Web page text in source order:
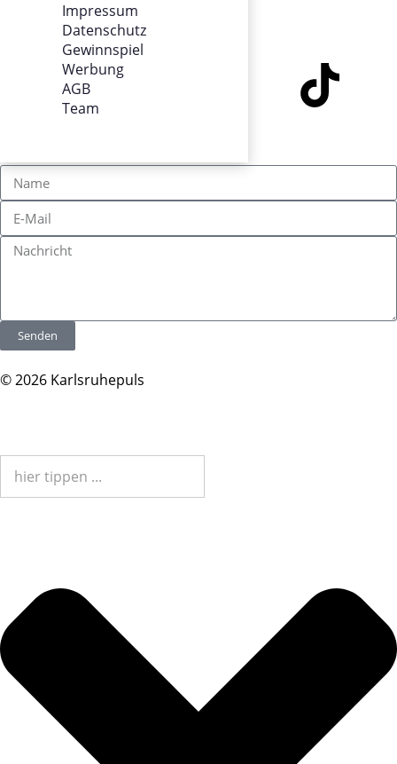
Impressum
Datenschutz
Gewinnspiel
Werbung
AGB
Team
Senden
© 2026 Karlsruhepuls